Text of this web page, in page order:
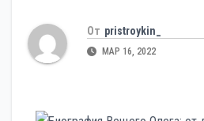
От pristroykin_
МАР 16, 2022